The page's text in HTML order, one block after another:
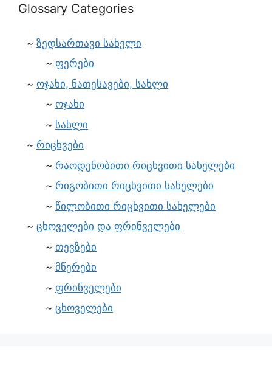
Glossary Categories
ზედსართავი სახელი
ფერები
ოჯახი, ნათესავები, სახლი
ოჯახი
სახლი
რიცხვები
რაოდენობითი რიცხვითი სახელები
რიგობითი რიცხვითი სახელები
წილობითი რიცხვითი სახელები
ცხოველები და ფრინველები
თევზები
მწერები
ფრინველები
ცხოველები